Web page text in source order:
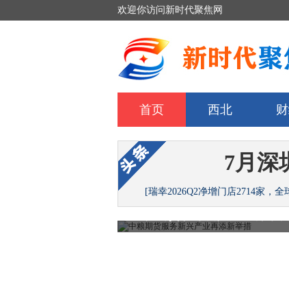
欢迎你访问新时代聚焦网
首页 西北
7月深
[瑞幸2026Q2净增门店2714家，全